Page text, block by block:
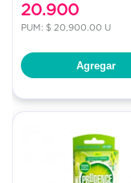
20.900
PUM: $ 20,900.00 U
Agregar